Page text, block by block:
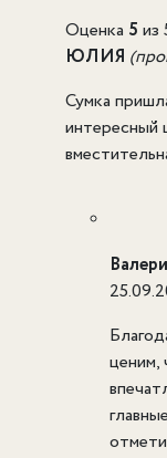
Оценка 5 из
ЮЛИЯ
Сумка
интересный
ценим,